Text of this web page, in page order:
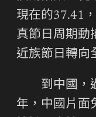
現在的37.41
真節日周期動
近族節日轉向
到中國，
年，中國片面